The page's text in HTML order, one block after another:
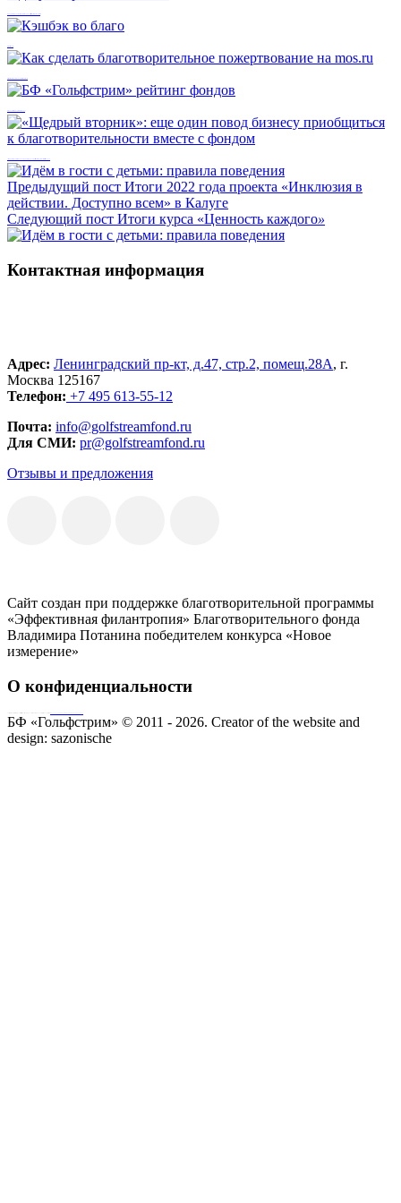
Предыдущий пост Итоги 2022 года проекта «Инклюзия в
действии. Доступно всем» в Калуге
Следующий пост Итоги курса «Ценность каждого»
Контактная информация
Адрес: Ленинградский пр-кт, д.47, стр.2, помещ.28А, г.
Москва 125167
Телефон: +7 495 613-55-12
Почта: info@golfstreamfond.ru
Для СМИ: pr@golfstreamfond.ru
Отзывы и предложения
Сайт создан при поддержке благотворительной программы
«Эффективная филантропия» Благотворительного фонда
Владимира Потанина победителем конкурса «Новое
измерение»
О конфиденциальности
БФ «Гольфстрим» © 2011 - 2026. Creator of the website and
design: sazonische